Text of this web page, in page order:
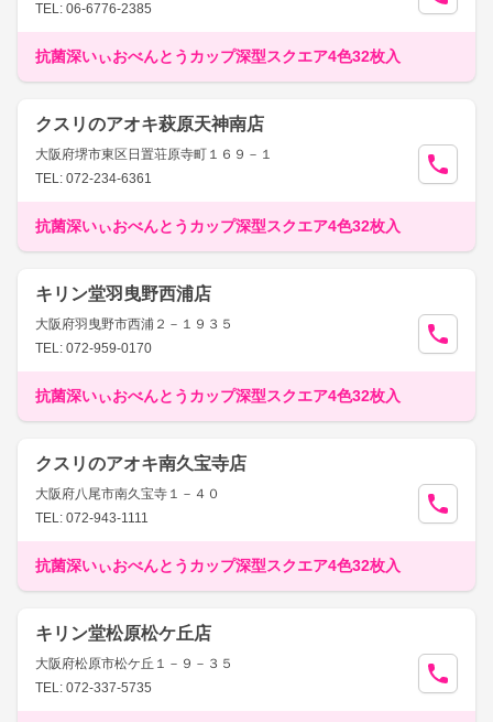
TEL: 06-6776-2385
抗菌深いぃおべんとうカップ深型スクエア4色32枚入
クスリのアオキ萩原天神南店
大阪府堺市東区日置荘原寺町１６９－１
TEL: 072-234-6361
抗菌深いぃおべんとうカップ深型スクエア4色32枚入
キリン堂羽曳野西浦店
大阪府羽曳野市西浦２－１９３５
TEL: 072-959-0170
抗菌深いぃおべんとうカップ深型スクエア4色32枚入
クスリのアオキ南久宝寺店
大阪府八尾市南久宝寺１－４０
TEL: 072-943-1111
抗菌深いぃおべんとうカップ深型スクエア4色32枚入
キリン堂松原松ケ丘店
大阪府松原市松ケ丘１－９－３５
TEL: 072-337-5735